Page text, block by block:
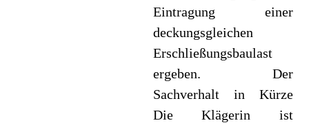
Eintragung einer
deckungsgleichen
Erschließungsbaulast
ergeben. Der
Sachverhalt in Kürze
Die Klägerin ist